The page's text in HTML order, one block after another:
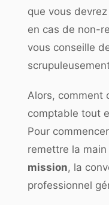
que vous
en cas de non-
vous conseille
Alors, comment
comptable tout
Pour
remettre la
mission, la
professionnel